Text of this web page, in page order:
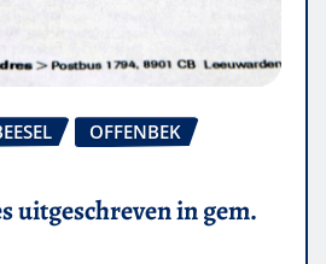
OFFENBEK
uitgeschreven in gem.